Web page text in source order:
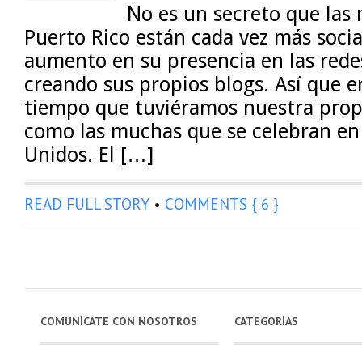
No es un secreto que las
Puerto Rico están cada vez más
aumento en su presencia en las
creando sus propios blogs. Así que
tiempo que tuviéramos nuestra
como las muchas que se celebran
Unidos. El […]
READ FULL STORY • COMMENTS { 6 }
COMUNÍCATE CON NOSOTROS CATEGORÍAS